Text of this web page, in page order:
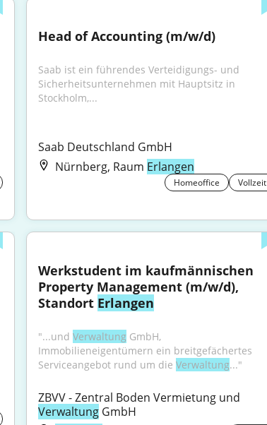
Head of Accounting (m/w/d)
Saab ist ein führendes Verteidigungs- und
Sicherheitsunternehmen mit Hauptsitz in
Stockholm,...
Saab Deutschland GmbH
Nürnberg, Raum Erlangen
Homeoffice Vollzeit
Werkstudent im kaufmännischen
Property Management (m/w/d),
Standort Erlangen
"...und Verwaltung GmbH,
Immobilieneigentümern ein breitgefächertes
Serviceangebot rund um die Verwaltung..."
Verwaltung GmbH